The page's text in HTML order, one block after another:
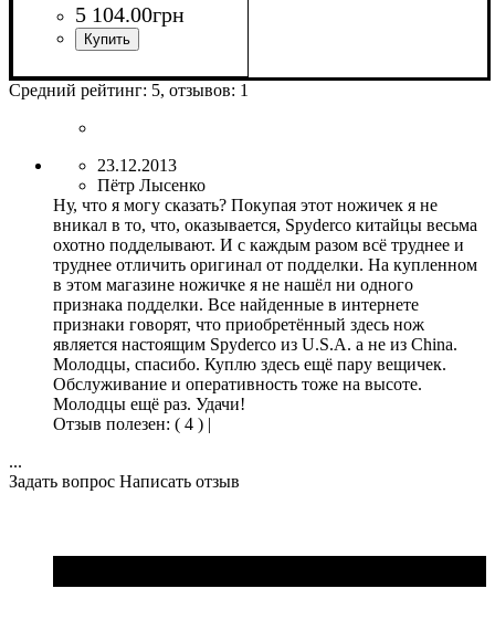
5 104.00грн
Средний рейтинг: 5, отзывов: 1
23.12.2013
Пётр Лысенко
Ну, что я могу сказать? Покупая этот ножичек я не
вникал в то, что, оказывается, Spyderco китайцы весьма
охотно подделывают. И с каждым разом всё труднее и
труднее отличить оригинал от подделки. На купленном
в этом магазине ножичке я не нашёл ни одного
признака подделки. Все найденные в интернете
признаки говорят, что приобретённый здесь нож
является настоящим Spyderco из U.S.A. а не из China.
Молодцы, спасибо. Куплю здесь ещё пару вещичек.
Обслуживание и оперативность тоже на высоте.
Молодцы ещё раз. Удачи!
Отзыв полезен: ( 4 ) |
...
Задать вопрос Написать отзыв